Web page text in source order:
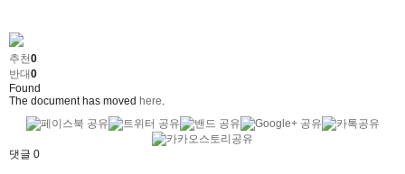
추천0
반대0
Found
The document has moved here.
댓글 0